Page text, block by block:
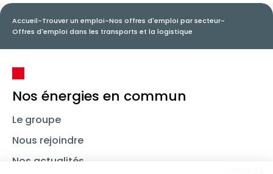
Accueil-Trouver un emploi-Nos offres d'emploi par secteur-
Offres d'emploi dans les transports et la logistique
Nos énergies en commun
Le groupe
Nous rejoindre
Nos actualités